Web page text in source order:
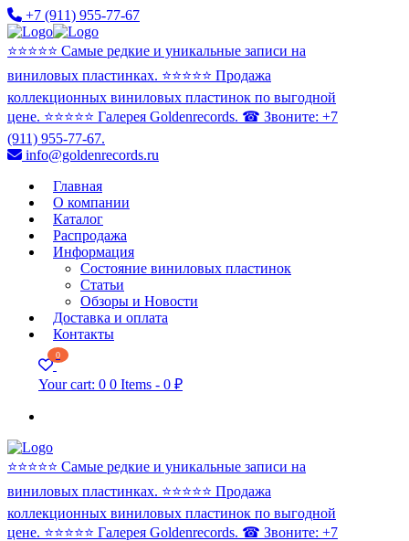
+7 (911) 955-77-67
⭐️⭐️⭐️⭐️⭐️ Самые редкие и уникальные записи на
виниловых пластинках. ⭐️⭐️⭐️⭐️⭐️ Продажа
коллекционных виниловых пластинок по выгодной
цене. ⭐️⭐️⭐️⭐️⭐️ Галерея Goldenrecords. ☎ Звоните: +7
(911) 955-77-67.
info@goldenrecords.ru
Главная
О компании
Каталог
Распродажа
Информация
Состояние виниловых пластинок
Статьи
Обзоры и Новости
Доставка и оплата
Контакты
0
Your cart: 0 0 Items - 0 ₽
⭐️⭐️⭐️⭐️⭐️ Самые редкие и уникальные записи на
виниловых пластинках. ⭐️⭐️⭐️⭐️⭐️ Продажа
коллекционных виниловых пластинок по выгодной
цене. ⭐️⭐️⭐️⭐️⭐️ Галерея Goldenrecords. ☎ Звоните: +7